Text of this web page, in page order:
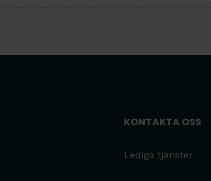
KONTAKTA OSS
Lediga tjänster